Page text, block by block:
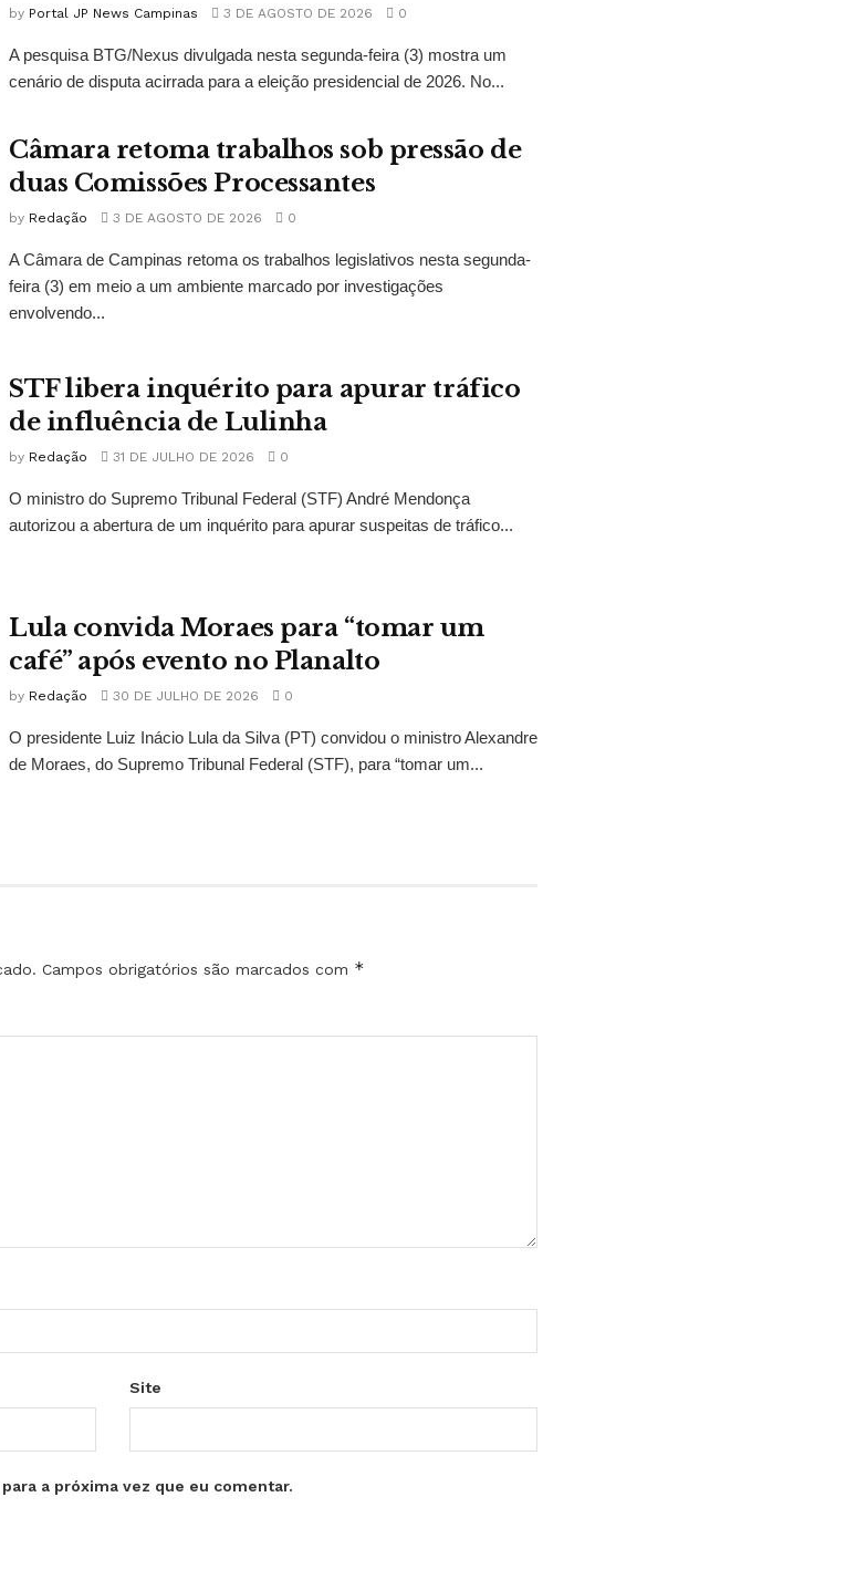
by Portal JP News Campinas 3 DE AGOSTO DE 2026 0
A pesquisa BTG/Nexus divulgada nesta segunda-feira (3) mostra um
cenário de disputa acirrada para a eleição presidencial de 2026. No...
Câmara retoma trabalhos sob pressão de
duas Comissões Processantes
by Redação 3 DE AGOSTO DE 2026 0
A Câmara de Campinas retoma os trabalhos legislativos nesta segunda-
feira (3) em meio a um ambiente marcado por investigações
envolvendo...
STF libera inquérito para apurar tráfico
de influência de Lulinha
by Redação 31 DE JULHO DE 2026 0
O ministro do Supremo Tribunal Federal (STF) André Mendonça
autorizou a abertura de um inquérito para apurar suspeitas de tráfico...
Lula convida Moraes para “tomar um
café” após evento no Planalto
by Redação 30 DE JULHO DE 2026 0
O presidente Luiz Inácio Lula da Silva (PT) convidou o ministro Alexandre
de Moraes, do Supremo Tribunal Federal (STF), para “tomar um...
Campos obrigatórios são marcados com *
Site
a próxima vez que eu comentar.